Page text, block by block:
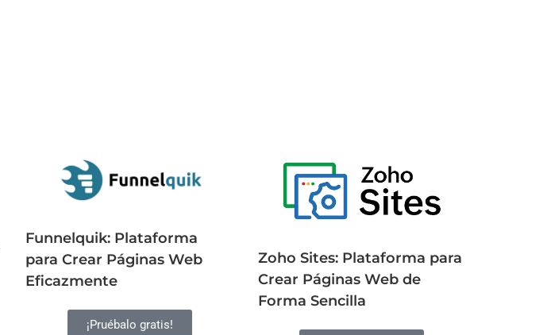
Funnelquik: Plataforma
para Crear Páginas Web
Eficazmente
¡Pruébalo gratis!
Zoho Sites: Plataforma para
Crear Páginas Web de
Forma Sencilla